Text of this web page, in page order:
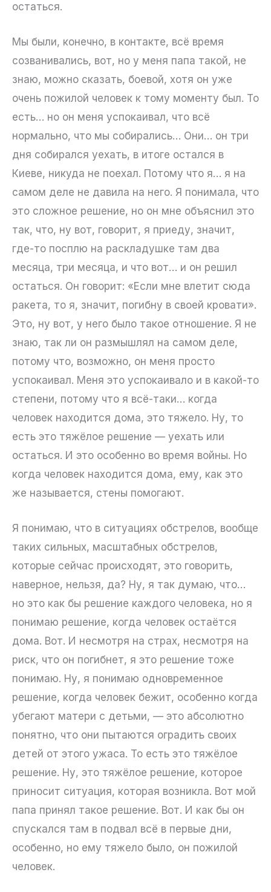
остаться.
Мы были, конечно, в контакте, всё время
созванивались, вот, но у меня папа такой, не
знаю, можно сказать, боевой, хотя он уже
очень пожилой человек к тому моменту был. То
есть… но он меня успокаивал, что всё
нормально, что мы собирались… Они… он три
дня собирался уехать, в итоге остался в
Киеве, никуда не поехал. Потому что я… я на
самом деле не давила на него. Я понимала, что
это сложное решение, но он мне объяснил это
так, что, ну вот, говорит, я приеду, значит,
где-то посплю на раскладушке там два
месяца, три месяца, и что вот… и он решил
остаться. Он говорит: «Если мне влетит сюда
ракета, то я, значит, погибну в своей кровати».
Это, ну вот, у него было такое отношение. Я не
знаю, так ли он размышлял на самом деле,
потому что, возможно, он меня просто
успокаивал. Меня это успокаивало и в какой-то
степени, потому что я всё-таки… когда
человек находится дома, это тяжело. Ну, то
есть это тяжёлое решение — уехать или
остаться. И это особенно во время войны. Но
когда человек находится дома, ему, как это
же называется, стены помогают.
Я понимаю, что в ситуациях обстрелов, вообще
таких сильных, масштабных обстрелов,
которые сейчас происходят, это говорить,
наверное, нельзя, да? Ну, я так думаю, что…
но это как бы решение каждого человека, но я
понимаю решение, когда человек остаётся
дома. Вот. И несмотря на страх, несмотря на
риск, что он погибнет, я это решение тоже
понимаю. Ну, я понимаю одновременное
решение, когда человек бежит, особенно когда
убегают матери с детьми, — это абсолютно
понятно, что они пытаются оградить своих
детей от этого ужаса. То есть это тяжёлое
решение. Ну, это тяжёлое решение, которое
приносит ситуация, которая возникла. Вот мой
папа принял такое решение. Вот. И как бы он
спускался там в подвал всё в первые дни,
особенно, но ему тяжело было, он пожилой
человек.